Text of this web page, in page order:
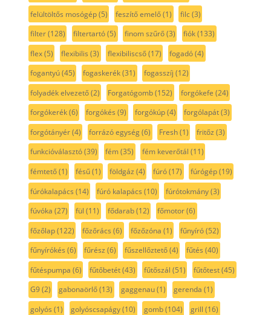
felültöltős mosógép(5) feszítő emelő(1) filc(3)
filter(128) filtertartó(5) finom szűrő(3) fiók(133)
flex(5) flexibilis (3) flexibiliscső(17) fogadó(4)
fogantyú(45) fogaskerék(31) fogasszíj (12)
folyadék elvezető(2) Forgatógomb(152) forgókefe (24)
forgókerék(6) forgókés (9) forgókúp(4) forgólapát(3)
forgótányér(4) forrázó egység(6) Fresh(1) fritőz (3)
funkcióválasztó(39) fém(35) fém keverőtál (11)
fémtető(1) fésű(1) földgáz (4) fúró(17) fúrógép(19)
fúrókalapács (14) fúró kalapács (10) fúrótokmány(3)
fúvóka (27) fül (11) fődarab(12) főmotor(6)
főzőlap(122) főzőrács (6) főzőzóna (1) fűnyíró(52)
fűnyírókés (6) fűrész (6) fűszellőztető(4) fűtés (40)
fűtéspumpa (6) fűtőbetét(43) fűtőszál (51) fűtőtest(45)
G9(2) gabonaörlő(13) gaggenau(1) gerenda (1)
golyós (1) golyóscsapágy(10) gomb(104) grill (16)